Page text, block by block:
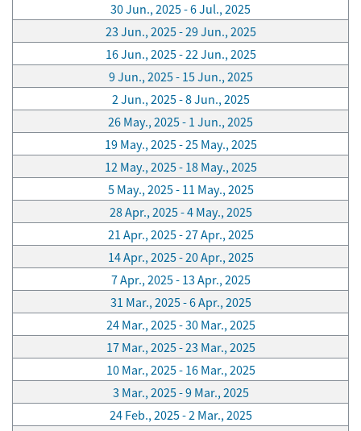
30 Jun., 2025 - 6 Jul., 2025
23 Jun., 2025 - 29 Jun., 2025
16 Jun., 2025 - 22 Jun., 2025
9 Jun., 2025 - 15 Jun., 2025
2 Jun., 2025 - 8 Jun., 2025
26 May., 2025 - 1 Jun., 2025
19 May., 2025 - 25 May., 2025
12 May., 2025 - 18 May., 2025
5 May., 2025 - 11 May., 2025
28 Apr., 2025 - 4 May., 2025
21 Apr., 2025 - 27 Apr., 2025
14 Apr., 2025 - 20 Apr., 2025
7 Apr., 2025 - 13 Apr., 2025
31 Mar., 2025 - 6 Apr., 2025
24 Mar., 2025 - 30 Mar., 2025
17 Mar., 2025 - 23 Mar., 2025
10 Mar., 2025 - 16 Mar., 2025
3 Mar., 2025 - 9 Mar., 2025
24 Feb., 2025 - 2 Mar., 2025